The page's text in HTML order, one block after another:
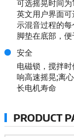
可选摇晃时间
英文用户界面
示混音过程的
脚垫在底部，
安全
电磁锁，搅拌
响高速摇晃;离
长电机寿命
PRODUCT